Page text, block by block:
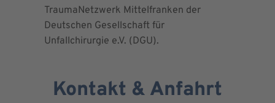
TraumaNetzwerk Mittelfranken der
Deutschen Gesellschaft für
Unfallchirurgie e.V. (DGU).
Kontakt & Anfahrt